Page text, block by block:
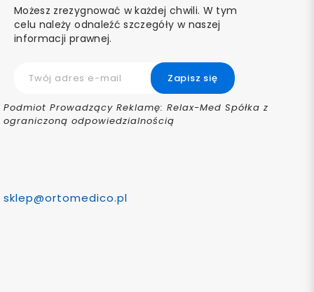
Możesz zrezygnować w każdej chwili. W tym
celu należy odnaleźć szczegóły w naszej
informacji prawnej.
Podmiot Prowadzący Reklamę: Relax-Med Spółka z
ograniczoną odpowiedzialnością
sklep@ortomedico.pl